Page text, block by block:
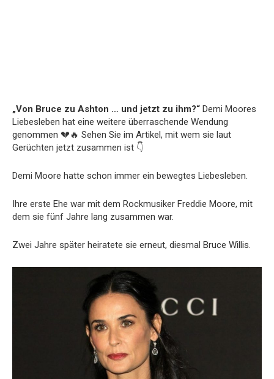
„Von Bruce zu Ashton … und jetzt zu ihm?“ Demi Moores
Liebesleben hat eine weitere überraschende Wendung
genommen 💔🔥 Sehen Sie im Artikel, mit wem sie laut
Gerüchten jetzt zusammen ist 👇
Demi Moore hatte schon immer ein bewegtes Liebesleben.
Ihre erste Ehe war mit dem Rockmusiker Freddie Moore, mit
dem sie fünf Jahre lang zusammen war.
Zwei Jahre später heiratete sie erneut, diesmal Bruce Willis.